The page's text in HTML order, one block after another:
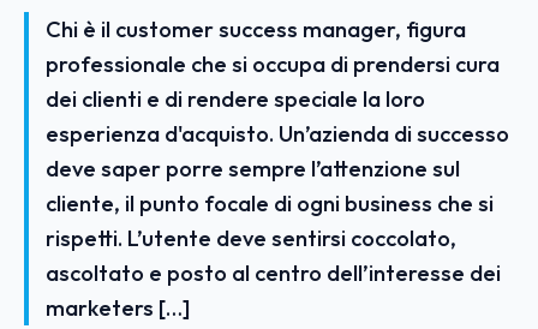
Chi è il customer success manager, figura
professionale che si occupa di prendersi cura
dei clienti e di rendere speciale la loro
esperienza d'acquisto. Un’azienda di successo
deve saper porre sempre l’attenzione sul
cliente, il punto focale di ogni business che si
rispetti. L’utente deve sentirsi coccolato,
ascoltato e posto al centro dell’interesse dei
marketers […]